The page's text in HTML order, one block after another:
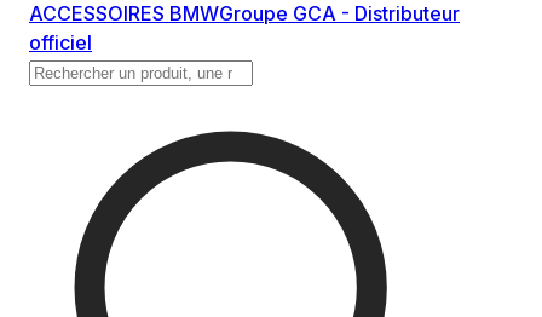
ACCESSOIRES BMWGroupe GCA - Distributeur
officiel